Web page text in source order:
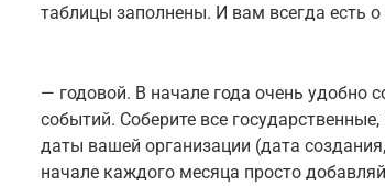
таблицы заполнены. И вам всегда есть о
— годовой. В начале года очень удобно
событий. Соберите все
даты вашей организации (дата
начале каждого месяца просто